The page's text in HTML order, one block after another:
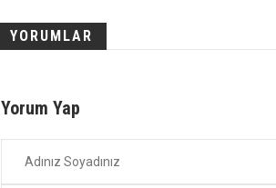
YORUMLAR
Yorum Yap